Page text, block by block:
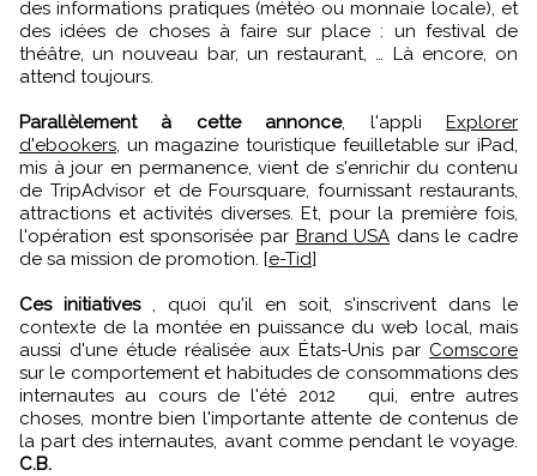
des informations pratiques (météo ou monnaie locale), et
des idées de choses à faire sur place : un festival de
théâtre, un nouveau bar, un restaurant, … Là encore, on
attend toujours.
Parallèlement à cette annonce, l'appliExplorer
d'ebookers, un magazine touristique feuilletable sur iPad,
mis à jour en permanence, vient de s'enrichir du contenu
de TripAdvisor et de Foursquare, fournissant restaurants,
attractions et activités diverses. Et, pour la première fois,
l'opération est sponsorisée par Brand USA dans le cadre
de sa mission de promotion. [e-Tid]
Ces initiatives , quoi qu'il en soit, s'inscrivent dans le
contexte de la montée en puissance du web local, mais
aussi d'une étude réalisée aux États-Unis par Comscore
sur le comportement et habitudes de consommations des
internautes au cours de l'été 2012 qui, entre autres
choses, montre bien l'importante attente de contenus de
la part des internautes, avant comme pendant le voyage.
C.B.